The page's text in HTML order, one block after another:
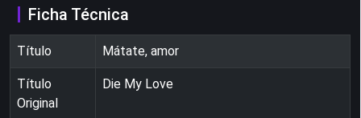
Ficha Técnica
Título Mátate, amor
Título
Original
Die My Love